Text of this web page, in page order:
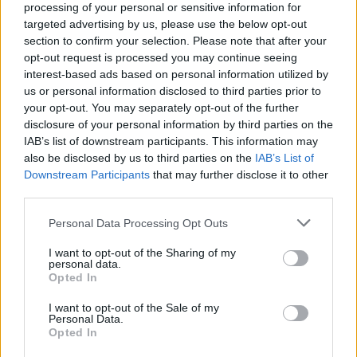
processing of your personal or sensitive information for
targeted advertising by us, please use the below opt-out
section to confirm your selection. Please note that after your
opt-out request is processed you may continue seeing
interest-based ads based on personal information utilized by
us or personal information disclosed to third parties prior to
your opt-out. You may separately opt-out of the further
disclosure of your personal information by third parties on the
IAB’s list of downstream participants. This information may
also be disclosed by us to third parties on the IAB’s List of
Downstream Participants that may further disclose it to other
Please note that this website/app uses one or more Google
not limited to your visit or usage behaviour. You may click to
grant or deny consent to Google and its third-party tags to
use your data for below specified purposes in below Google
consent section.
Personal Data Processing Opt Outs
I want to opt-out of the Sharing of my
personal data.
Opted In
I want to opt-out of the Sale of my
Personal Data.
Opted In
γνώριζαν. Ένα άτομο που γνωρίζω που δούλευε
στην ίδια δουλειά με την κυρία δεν μπορούσε
ούτε να της πει καλημέρα κάποιος.